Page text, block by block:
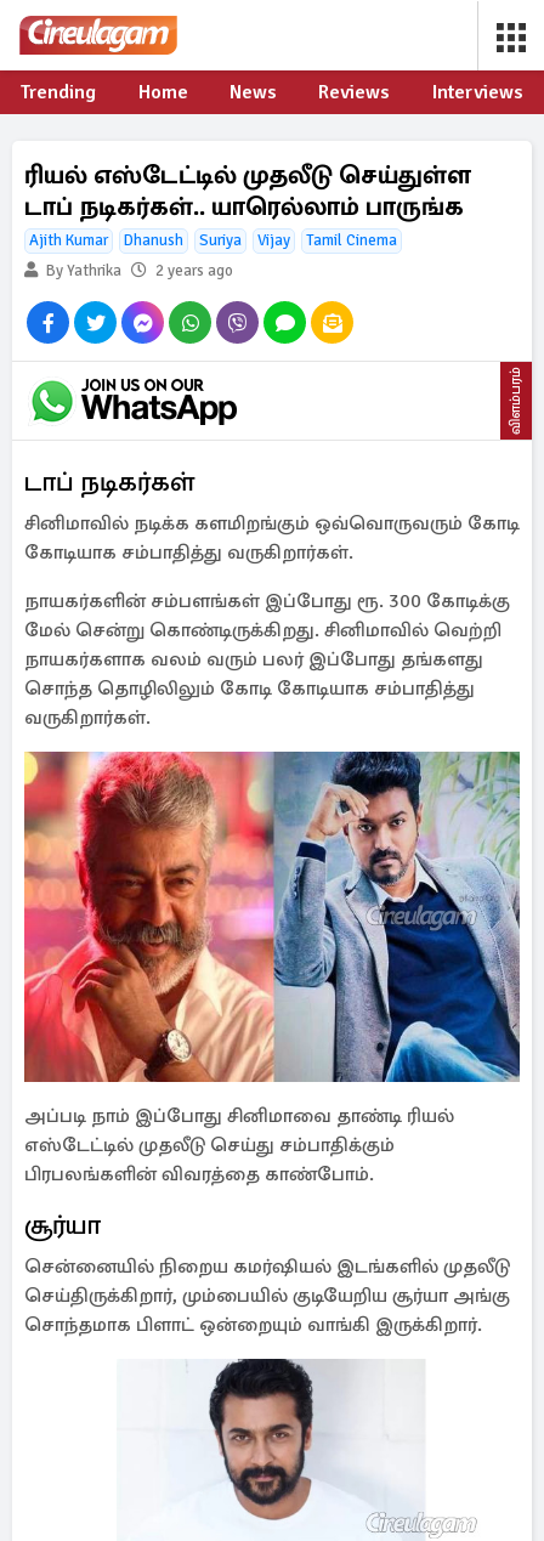
Trending Home News Reviews Interviews
ரியல் எஸ்டேட்டில் முதலீடு செய்துள்ள
டாப் நடிகர்கள்.. யாரெல்லாம் பாருங்க
Ajith Kumar Dhanush Suriya Vijay
Tamil Cinema
By Yathrika
2 years ago
விளம்பரம்
டாப் நடிகர்கள்
சினிமாவில் நடிக்க களமிறங்கும் ஒவ்வொருவரும் கோடி
கோடியாக சம்பாதித்து வருகிறார்கள்.
நாயகர்களின் சம்பளங்கள் இப்போது ரூ. 300 கோடிக்கு
மேல் சென்று கொண்டிருக்கிறது. சினிமாவில் வெற்றி
நாயகர்களாக வலம் வரும் பலர் இப்போது தங்களது
சொந்த தொழிலிலும் கோடி கோடியாக சம்பாதித்து
வருகிறார்கள்.
அப்படி நாம் இப்போது சினிமாவை தாண்டி ரியல்
எஸ்டேட்டில் முதலீடு செய்து சம்பாதிக்கும்
பிரபலங்களின் விவரத்தை காண்போம்.
சூர்யா
சென்னையில் நிறைய கமர்ஷியல் இடங்களில் முதலீடு
செய்திருக்கிறார், மும்பையில் குடியேறிய சூர்யா அங்கு
சொந்தமாக பிளாட் ஒன்றையும் வாங்கி இருக்கிறார்.